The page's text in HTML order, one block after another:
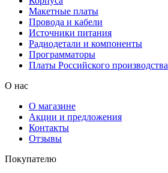
Макетные платы
Провода и кабели
Источники питания
Радиодетали и компоненты
Программаторы
Платы Российского производства
О нас
О магазине
Акции и предложения
Контакты
Отзывы
Покупателю